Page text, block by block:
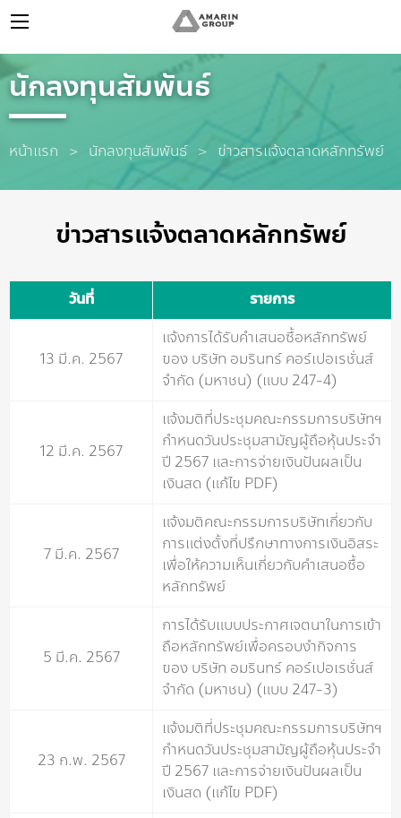
นักลงทุนสัมพันธ์
หน้าแรก นักลงทุนสัมพันธ์ Current:
ข่าวสารแจ้งตลาดหลักทรัพย์
ข่าวสารแจ้งตลาดหลักทรัพย์
วันที่ รายการ
13 มี.ค. 2567
แจ้งการได้รับคำเสนอซื้อหลักทรัพย์
ของ บริษัท อมรินทร์ คอร์เปอเรชั่นส์
จำกัด (มหาชน) (แบบ 247-4)
12 มี.ค. 2567
แจ้งมติที่ประชุมคณะกรรมการบริษัทฯ
กำหนดวันประชุมสามัญผู้ถือหุ้นประจำ
ปี 2567 และการจ่ายเงินปันผลเป็น
เงินสด (แก้ไข PDF)
7 มี.ค. 2567
แจ้งมติคณะกรรมการบริษัทเกี่ยวกับ
การแต่งตั้งที่ปรึกษาทางการเงินอิสระ
เพื่อให้ความเห็นเกี่ยวกับคำเสนอซื้อ
หลักทรัพย์
5 มี.ค. 2567
การได้รับแบบประกาศเจตนาในการเข้า
ถือหลักทรัพย์เพื่อครอบงำกิจการ
ของ บริษัท อมรินทร์ คอร์เปอเรชั่นส์
จำกัด (มหาชน) (แบบ 247-3)
23 ก.พ. 2567
แจ้งมติที่ประชุมคณะกรรมการบริษัทฯ
กำหนดวันประชุมสามัญผู้ถือหุ้นประจำ
ปี 2567 และการจ่ายเงินปันผลเป็น
เงินสด (แก้ไข PDF)